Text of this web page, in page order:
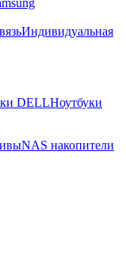
Индивидуальная
DELLНоутбуки
NAS накопители